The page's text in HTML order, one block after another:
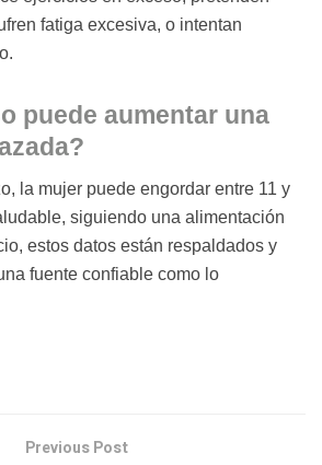
fatiga excesiva, o intentan
puede aumentar una
la mujer puede engordar entre 11 y
siguiendo una alimentación
estos datos están respaldados y
fuente confiable como lo
Previous Post